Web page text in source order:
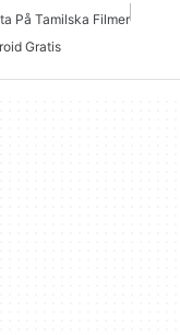
På Tamilska Filmer
Gratis